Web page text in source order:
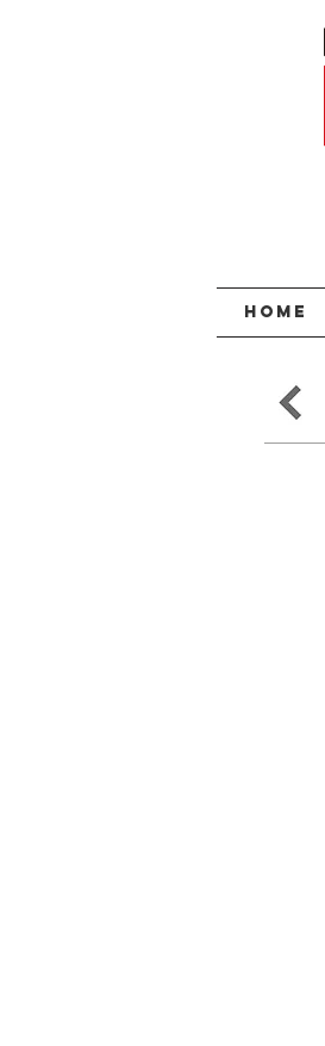
HOME